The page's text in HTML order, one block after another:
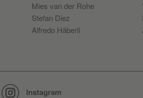
Mies van der Rohe
Stefan Diez
Alfredo Häberli
Instagram